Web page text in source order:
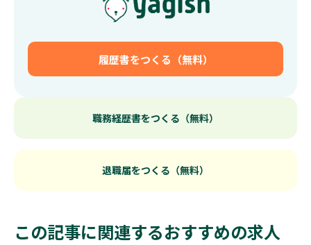
履歴書をつくる（無料）
職務経歴書をつくる（無料）
退職届をつくる（無料）
この記事に関連するおすすめの求人